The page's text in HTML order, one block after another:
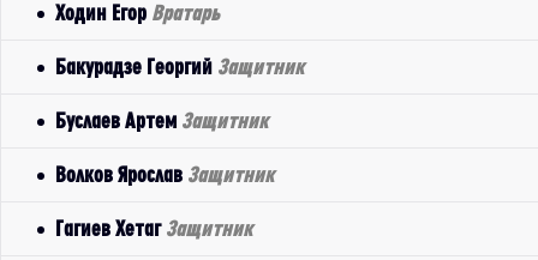
Ходин Егор Вратарь
Бакурадзе Георгий Защитник
Буслаев Артем Защитник
Волков Ярослав Защитник
Гагиев Хетаг Защитник